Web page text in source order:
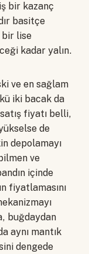
bir kazanç
basitçe
bir lise
kadar yalın.
ve en sağlam
iki bacak da
fiyatı belli,
de
depolamayı
ve
içinde
fiyatlamasını
buğdaydan
aynı mantık
dengede